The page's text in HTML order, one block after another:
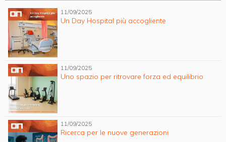
11/09/2025
Un Day Hospital più accogliente
11/09/2025
Uno spazio per ritrovare forza ed equilibrio
11/09/2025
Ricerca per le nuove generazioni